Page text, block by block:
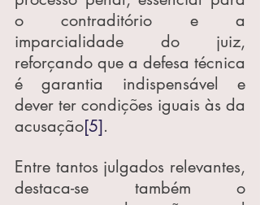
o contraditório e a
imparcialidade do juiz,
reforçando que a defesa técnica
é garantia indispensável e
dever ter condições iguais às da
acusação[5].
Entre tantos julgados relevantes,
destaca-se também o